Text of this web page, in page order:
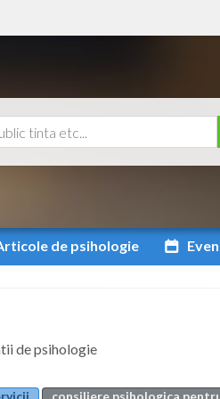
de psihologie
de psihologie
consiliere psihologica